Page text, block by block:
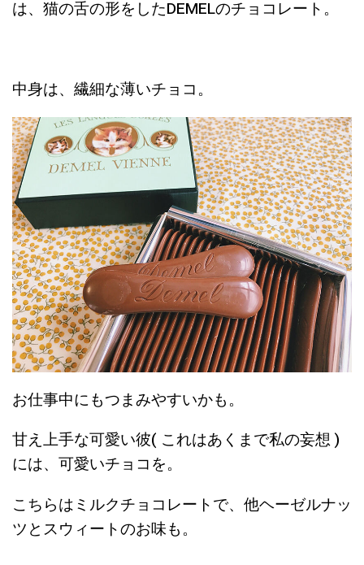
は、猫の舌の形をしたDEMELのチョコレート。
中身は、繊細な薄いチョコ。
お仕事中にもつまみやすいかも。
甘え上手な可愛い彼( これはあくまで私の妄想 )
には、可愛いチョコを。
こちらはミルクチョコレートで、他ヘーゼルナッ
ツとスウィートのお味も。